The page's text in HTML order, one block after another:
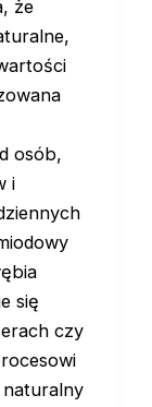
że
osób,
i
się
czy
naturalny